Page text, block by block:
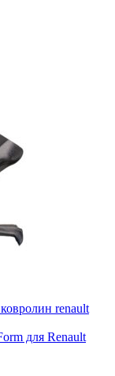
renault
для Renault